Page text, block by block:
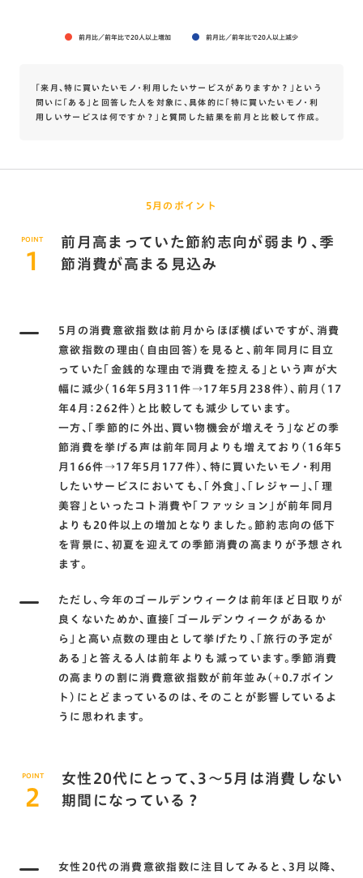
前月比／前年比で20人以上増加 前月比／前年比で20人以上減少
「来月、特に買いたいモノ・利用したいサービスがありますか？」という
問いに「ある」と回答した人を対象に、具体的に「特に買いたいモノ・利
用しいサービスは何ですか？」と質問した結果を前月と比較して作成。
5月のポイント
POINT
1
前月高まっていた節約志向が弱まり、季
節消費が高まる見込み
5月の消費意欲指数は前月からほぼ横ばいですが、消費
意欲指数の理由（自由回答）を見ると、前年同月に目立
っていた「金銭的な理由で消費を控える」という声が大
幅に減少（16年5月311件→17年5月238件）、前月(17
年4月：262件)と比較しても減少しています。
一方、「季節的に外出、買い物機会が増えそう」などの季
節消費を挙げる声は前年同月よりも増えており（16年5
月166件→17年5月177件）、特に買いたいモノ・利用
したいサービスにおいても、「外食」、「レジャー」、「理
美容」といったコト消費や「ファッション」が前年同月
よりも20件以上の増加となりました。節約志向の低下
を背景に、初夏を迎えての季節消費の高まりが予想され
ます。
ただし、今年のゴールデンウィークは前年ほど日取りが
良くないためか、直接「ゴールデンウィークがあるか
ら」と高い点数の理由として挙げたり、「旅行の予定が
ある」と答える人は前年よりも減っています。季節消費
の高まりの割に消費意欲指数が前年並み（+0.7ポイン
ト）にとどまっているのは、そのことが影響しているよ
うに思われます。
POINT
2
女性20代にとって、3～5月は消費しない
期間になっている？
女性20代の消費意欲指数に注目してみると、3月以降、